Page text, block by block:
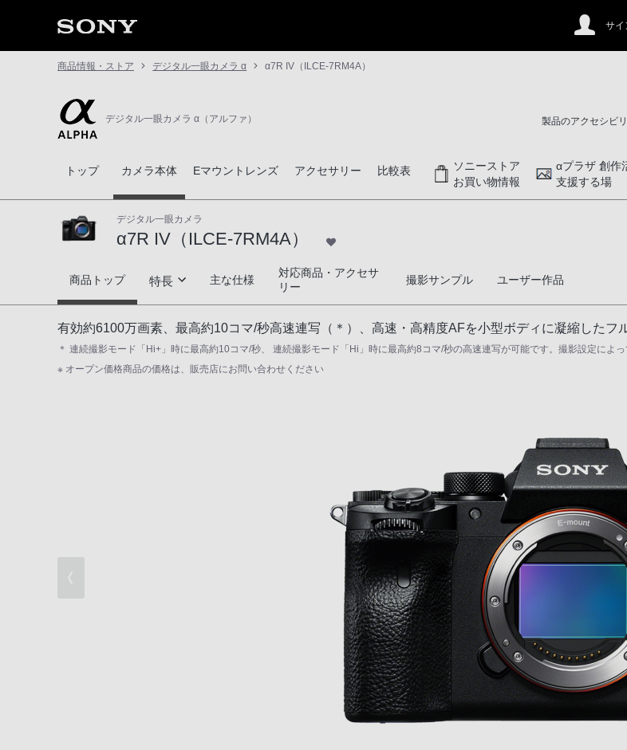
サイ
商品情報・ストア デジタル一眼カメラ α α7R IV（ILCE-7RM4A）
デジタル一眼カメラ α（アルファ） 製品のアクセシビ
トップ カメラ本体 Eマウントレンズ アクセサリー 比較表
ソニーストア
お買い物情報
αプラザ 創作
支援する場
デジタル一眼カメラ
α7R IV（ILCE-7RM4A）
α7R IV（ILCE-7RM4A）
商品トップ 特長
α史上最高の解像性能と階調性
高速連写性能
主な仕様
対応商品・アクセサ
リー
撮影サンプル ユーザー作品
有効約6100万画素、最高約10コマ/秒高速連写（＊）、高速・高精度AFを小型ボディに凝縮したフ
＊ 連続撮影モード「Hi+」時に最高約10コマ/秒、 連続撮影モード「Hi」時に最高約8コマ/秒の高速連写が可能です。撮影設定によ
※ オープン価格商品の価格は、販売店にお問い合わせください